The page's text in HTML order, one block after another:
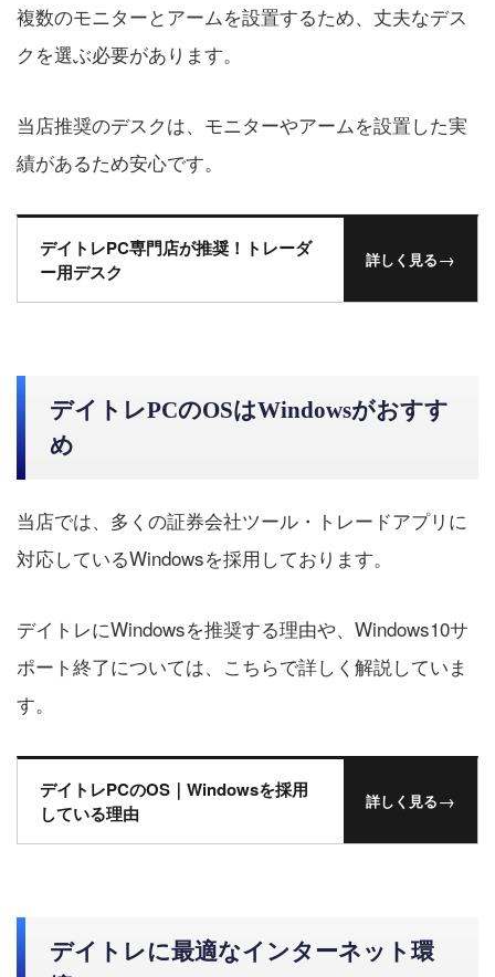
複数のモニターとアームを設置するため、丈夫なデス
クを選ぶ必要があります。
当店推奨のデスクは、モニターやアームを設置した実
績があるため安心です。
デイトレPC専門店が推奨！トレーダ
ー用デスク
詳しく見る→
デイトレPCのOSはWindowsがおすす
め
当店では、多くの証券会社ツール・トレードアプリに
対応しているWindowsを採用しております。
デイトレにWindowsを推奨する理由や、Windows10サ
ポート終了については、こちらで詳しく解説していま
す。
デイトレPCのOS｜Windowsを採用
している理由
詳しく見る→
デイトレに最適なインターネット環